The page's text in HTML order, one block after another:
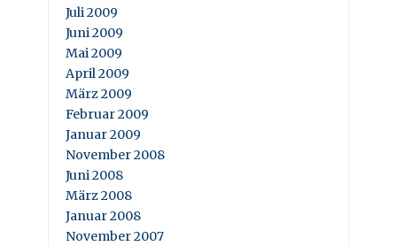
Juli 2009
Juni 2009
Mai 2009
April 2009
März 2009
Februar 2009
Januar 2009
November 2008
Juni 2008
März 2008
Januar 2008
November 2007